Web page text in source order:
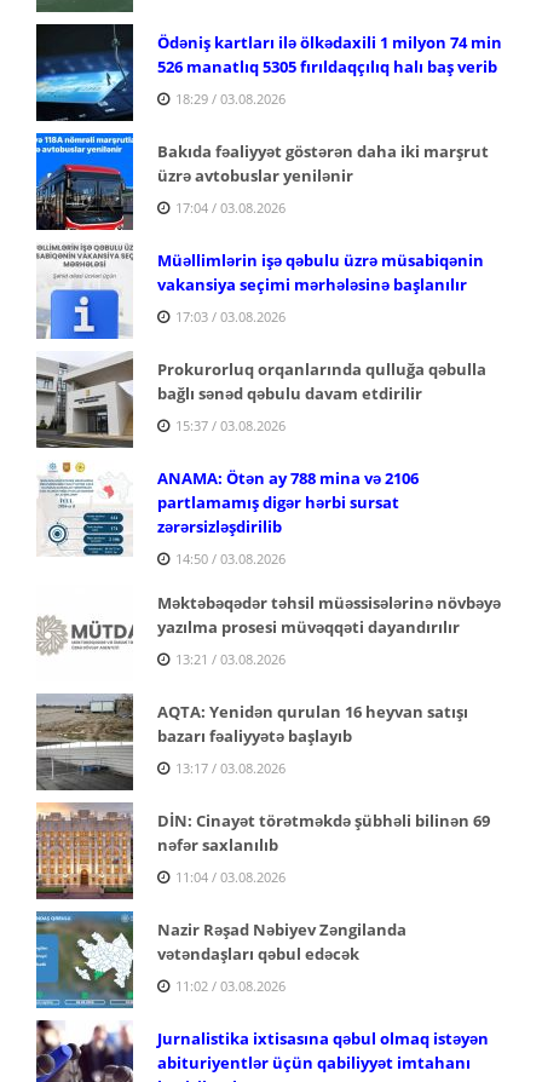
Ödəniş kartları ilə ölkədaxili 1 milyon 74 min
526 manatlıq 5305 fırıldaqçılıq halı baş verib
18:29 / 03.08.2026
Bakıda fəaliyyət göstərən daha iki marşrut
üzrə avtobuslar yenilənir
17:04 / 03.08.2026
Müəllimlərin işə qəbulu üzrə müsabiqənin
vakansiya seçimi mərhələsinə başlanılır
17:03 / 03.08.2026
Prokurorluq orqanlarında qulluğa qəbulla
bağlı sənəd qəbulu davam etdirilir
15:37 / 03.08.2026
ANAMA: Ötən ay 788 mina və 2106
partlamamış digər hərbi sursat
zərərsizləşdirilib
14:50 / 03.08.2026
Məktəbəqədər təhsil müəssisələrinə növbəyə
yazılma prosesi müvəqqəti dayandırılır
13:21 / 03.08.2026
AQTA: Yenidən qurulan 16 heyvan satışı
bazarı fəaliyyətə başlayıb
13:17 / 03.08.2026
DİN: Cinayət törətməkdə şübhəli bilinən 69
nəfər saxlanılıb
11:04 / 03.08.2026
Nazir Rəşad Nəbiyev Zəngilanda
vətəndaşları qəbul edəcək
11:02 / 03.08.2026
Jurnalistika ixtisasına qəbul olmaq istəyən
abituriyentlər üçün qabiliyyət imtahanı